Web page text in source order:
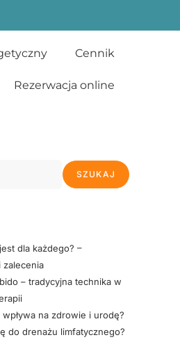
Cennik
Rezerwacja online
SZUKAJ
dla każdego? –
zalecenia
– tradycyjna technika w
na zdrowie i urodę?
do drenażu limfatycznego?